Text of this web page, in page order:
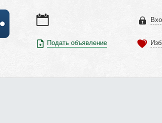
Подать объявление